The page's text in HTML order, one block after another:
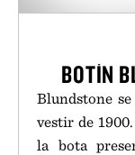
BOTÍN
Blundstone
vestir de
la bota